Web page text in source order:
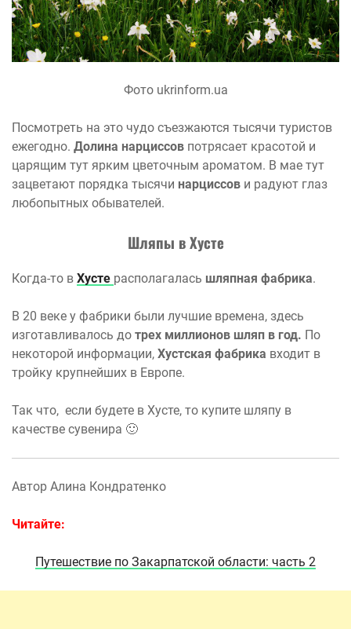
Фото ukrinform.ua
Посмотреть на это чудо съезжаются тысячи туристов
ежегодно. Долина нарциссов потрясает красотой и
царящим тут ярким цветочным ароматом. В мае тут
зацветают порядка тысячи нарциссов и радуют глаз
любопытных обывателей.
Шляпы в Хусте
Когда-то в Хусте располагалась шляпная фабрика.
В 20 веке у фабрики были лучшие времена, здесь
изготавливалось до трех миллионов шляп в год. По
некоторой информации, Хустская фабрика входит в
тройку крупнейших в Европе.
Так что, если будете в Хусте, то купите шляпу в
качестве сувенира 🙂
Автор Алина Кондратенко
Читайте:
Путешествие по Закарпатской области: часть 2